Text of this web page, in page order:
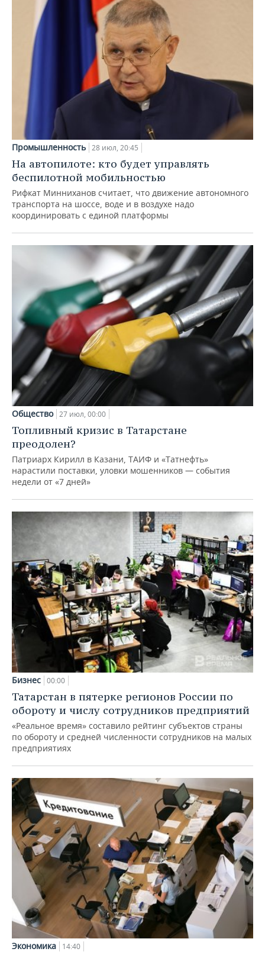
Промышленность 28 июл, 20:45
На автопилоте: кто будет управлять
беспилотной мобильностью
Рифкат Минниханов считает, что движение автономного
транспорта на шоссе, воде и в воздухе надо
координировать с единой платформы
Общество 27 июл, 00:00
Топливный кризис в Татарстане
преодолен?
Патриарх Кирилл в Казани, ТАИФ и «Татнефть»
нарастили поставки, уловки мошенников — события
недели от «7 дней»
Бизнес 00:00
Татарстан в пятерке регионов России по
обороту и числу сотрудников предприятий
«Реальное время» составило рейтинг субъектов страны
по обороту и средней численности сотрудников на малых
предприятиях
Экономика 14:40